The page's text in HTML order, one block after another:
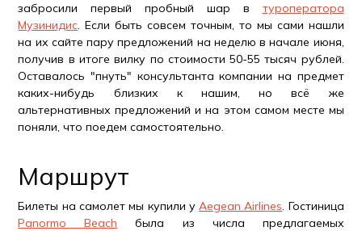
забросили первый пробный шар в туроператора
Музинидис. Если быть совсем точным, то мы сами нашли
на их сайте пару предложений на неделю в начале июня,
получив в итоге вилку по стоимости 50-55 тысяч рублей.
Оставалось "пнуть" консультанта компании на предмет
каких-нибудь близких к нашим, но всё же
альтернативных предложений и на этом самом месте мы
поняли, что поедем самостоятельно.
Маршрут
Билеты на самолет мы купили уAegean Airlines. Гостиница
Panormo Beach была из числа предлагаемых